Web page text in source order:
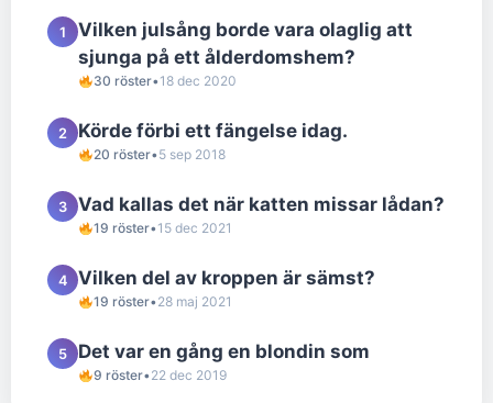
1
Vilken julsång borde vara olaglig att
sjunga på ett ålderdomshem?
30 röster•18 dec 2020
2 Körde förbi ett fängelse idag.
20 röster•5 sep 2018
3 Vad kallas det när katten missar lådan?
19 röster•15 dec 2021
4 Vilken del av kroppen är sämst?
19 röster•28 maj 2021
5 Det var en gång en blondin som
9 röster•22 dec 2019